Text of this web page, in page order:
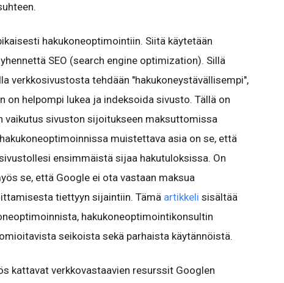
hakukoneoptimointiin. Siitä käytetään
SEO (search engine optimization). Sillä
verkkosivustosta tehdään "hakukoneystävällisempi",
on helpompi lukea ja indeksoida sivusto. Tällä on
vaikutus sivuston sijoitukseen maksuttomissa
muistettava asia on se, että
ensimmäistä sijaa hakutuloksissa. On
se, että Google ei ota vastaan maksua
tiettyyn sijaintiin. Tämä artikkeli sisältää
hakukoneoptimointikonsultin
seikoista sekä parhaista käytännöistä.
kattavat verkkovastaavien resurssit Googlen